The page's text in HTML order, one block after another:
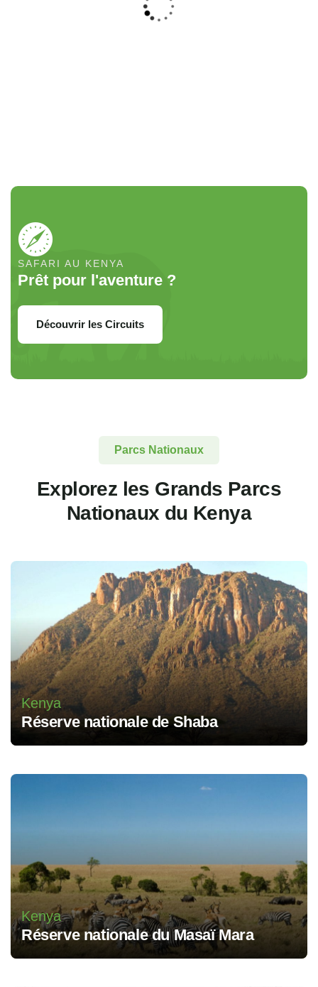
SAFARI AU KENYA
Prêt pour l'aventure ?
Découvrir les Circuits
Parcs Nationaux
Explorez les Grands Parcs
Nationaux du Kenya
Kenya
Réserve nationale de Shaba
Kenya
Réserve nationale du Masaï Mara